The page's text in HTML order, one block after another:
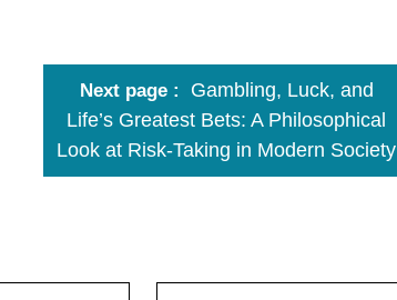
Next page
Gambling, Luck, and
Life’s Greatest Bets: A Philosophical
Look at Risk-Taking in Modern Society